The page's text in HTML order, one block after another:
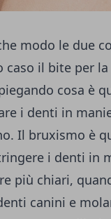
modo le due
caso il bite per
cosa è
i denti in
Il bruxismo è
i denti in
più chiari,
canini e